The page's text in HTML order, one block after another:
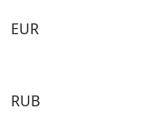
EUR
RUB